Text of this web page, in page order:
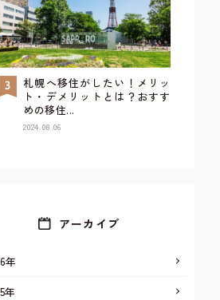
札幌へ移住がしたい！メリッ
ト・デメリットとは？おすす
めの移住...
2024.08.06
アーカイブ
年
年